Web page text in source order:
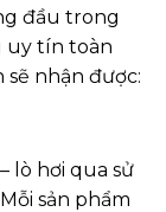
đầu trong
uy tín toàn
nhận được:
lò hơi qua sử
sản phẩm